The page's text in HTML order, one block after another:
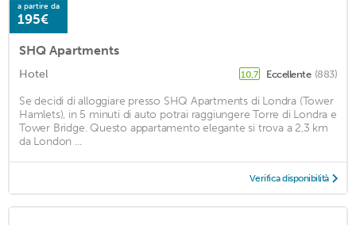
a partire da
195€
SHQ Apartments
Hotel 10,7 Eccellente (883)
Se decidi di alloggiare presso SHQ Apartments di Londra (Tower
Hamlets), in 5 minuti di auto potrai raggiungere Torre di Londra e
Tower Bridge. Questo appartamento elegante si trova a 2,3 km
da London ...
Verifica disponibilità